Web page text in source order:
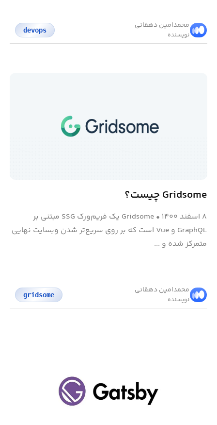
محمد‌امین دهقانی
نویسنده
devops
Gridsome چیست؟
۸ اسفند ۱۴۰۰ •
Gridsome یک فریم‌ورک SSG مبتنی بر
GraphQL و Vue است که بر روی سریع‌تر شدن وبسایت نهایی
متمرکز شده و ...
محمد‌امین دهقانی
نویسنده
gridsome